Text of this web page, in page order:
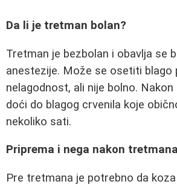
Da li je tretman bolan?
Tretman je bezbolan i obavlja se
anestezije. Može se osetiti blago
nelagodnost, ali nije bolno.
doći do blagog crvenila koje
nekoliko sati.
Priprema i nega nakon tretmana
Pre tretmana je potrebno da